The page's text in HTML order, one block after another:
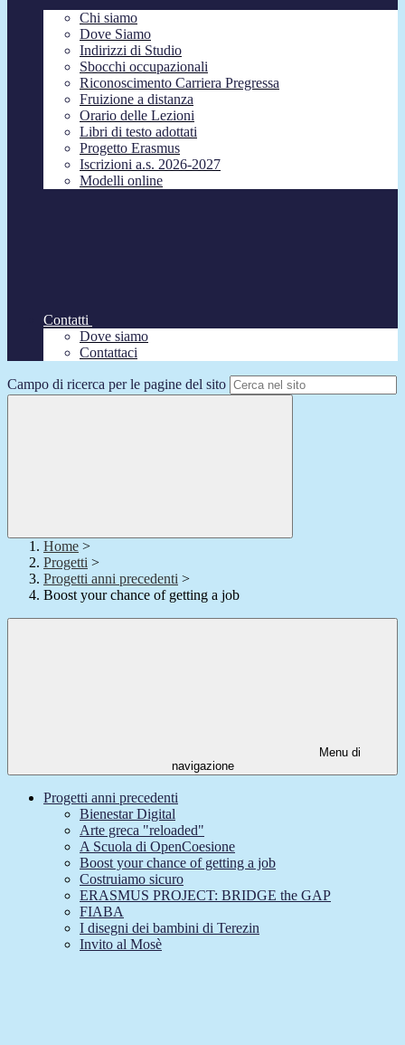
Chi siamo
Dove Siamo
Indirizzi di Studio
Sbocchi occupazionali
Riconoscimento Carriera Pregressa
Fruizione a distanza
Orario delle Lezioni
Libri di testo adottati
Progetto Erasmus
Iscrizioni a.s. 2026-2027
Modelli online
Contatti
Dove siamo
Contattaci
Campo di ricerca per le pagine del sito
Home >
Progetti >
Progetti anni precedenti >
Boost your chance of getting a job
Menu di
navigazione
Progetti anni precedenti
Bienestar Digital
Arte greca "reloaded"
A Scuola di OpenCoesione
Boost your chance of getting a job
Costruiamo sicuro
ERASMUS PROJECT: BRIDGE the GAP
FIABA
I disegni dei bambini di Terezin
Invito al Mosè